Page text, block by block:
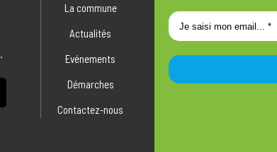
La commune
Actualités
Evénements
Démarches
Contactez-nous